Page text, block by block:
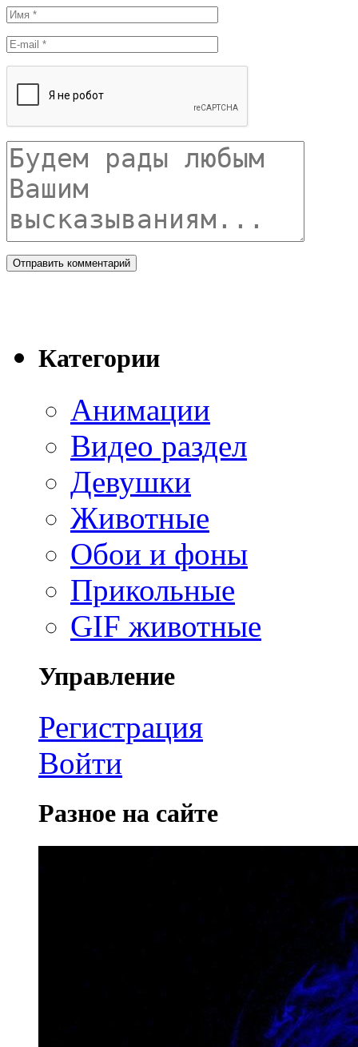
Категории
Анимации
Видео раздел
Девушки
Животные
Обои и фоны
Прикольные
GIF животные
Управление
Регистрация
Войти
Разное на сайте